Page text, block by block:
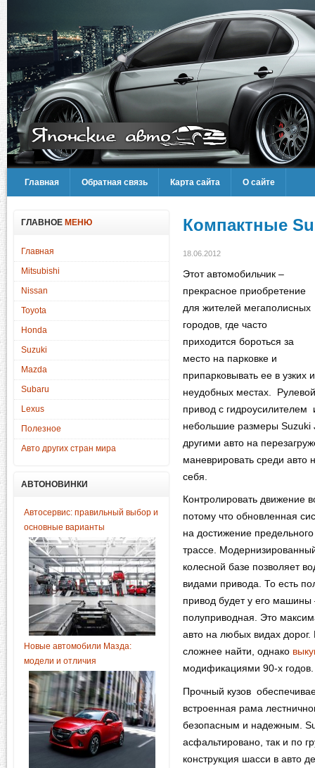
Главная Обратная связь Карта сайта О сайте
ГЛАВНОЕ МЕНЮ
Главная
Mitsubishi
Nissan
Toyota
Honda
Suzuki
Mazda
Subaru
Lexus
Полезное
Авто других стран мира
АВТОНОВИНКИ
Автосервис: правильный выбор и
основные варианты
Новые автомобили Мазда:
модели и отличия
Компактные
18.06.2012
Этот автомобильчик –
прекрасное приобретение
для жителей мегаполисных
городов, где часто
приходится бороться за
место на парковке и
припарковывать ее в узких и
неудобных местах. Рулевой
привод с гидроусилителем
небольшие размеры Suzuki
другими авто на
маневрировать среди авто
себя.
Контролировать движение
потому что обновленная
на достижение
трассе.
колесной базе позволяет
видами привода. То есть
привод будет у его машины
полуприводная. Это
авто на любых видах
сложнее найти, однако
модификациями 90-х годов.
Прочный кузов
встроенная рама
безопасным и надежным.
асфальтировано, так и по
конструкция шасси в авто